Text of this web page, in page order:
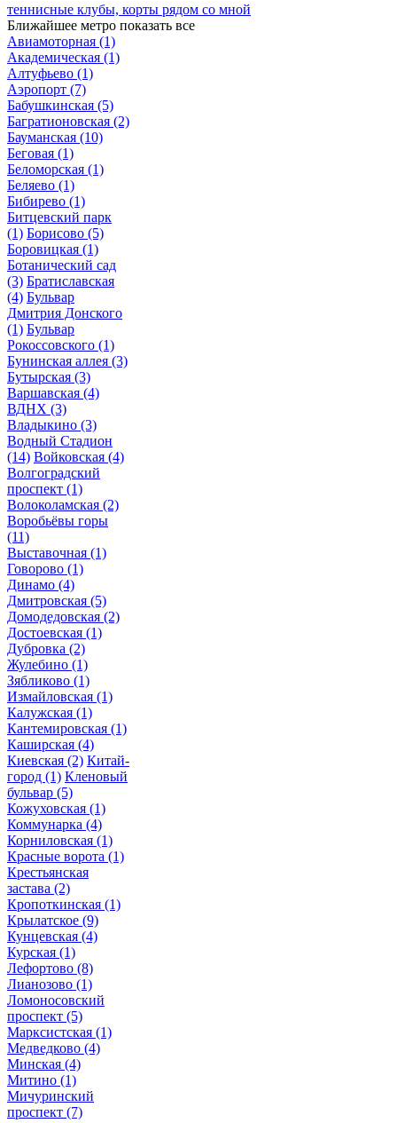
теннисные клубы, корты рядом со мной
Ближайшее метро показать все
Авиамоторная (1)
Академическая (1)
Алтуфьево (1)
Аэропорт (7)
Бабушкинская (5)
Багратионовская (2)
Бауманская (10)
Беговая (1)
Беломорская (1)
Беляево (1)
Бибирево (1)
Битцевский парк
(1) Борисово (5)
Боровицкая (1)
Ботанический сад
(3) Братиславская
(4) Бульвар
Дмитрия Донского
(1) Бульвар
Рокоссовского (1)
Бунинская аллея (3)
Бутырская (3)
Варшавская (4)
ВДНХ (3)
Владыкино (3)
Водный Стадион
(14) Войковская (4)
Волгоградский
проспект (1)
Волоколамская (2)
Воробьёвы горы
(11)
Выставочная (1)
Говорово (1)
Динамо (4)
Дмитровская (5)
Домодедовская (2)
Достоевская (1)
Дубровка (2)
Жулебино (1)
Зябликово (1)
Измайловская (1)
Калужская (1)
Кантемировская (1)
Каширская (4)
Киевская (2) Китай-
город (1) Кленовый
бульвар (5)
Кожуховская (1)
Коммунарка (4)
Корниловская (1)
Красные ворота (1)
Крестьянская
застава (2)
Кропоткинская (1)
Крылатское (9)
Кунцевская (4)
Курская (1)
Лефортово (8)
Лианозово (1)
Ломоносовский
проспект (5)
Марксистская (1)
Медведково (4)
Минская (4)
Митино (1)
Мичуринский
проспект (7)